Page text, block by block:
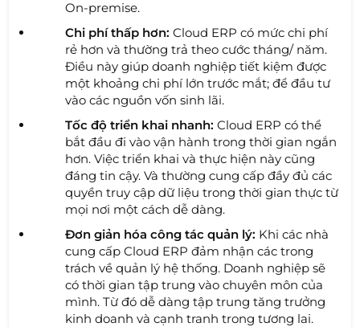
On-premise.
Chi phí thấp hơn: Cloud ERP có mức chi phí
rẻ hơn và thường trả theo cước tháng/ năm.
Điều này giúp doanh nghiệp tiết kiệm được
một khoảng chi phí lớn trước mắt; để đầu tư
vào các nguồn vốn sinh lãi.
Tốc độ triển khai nhanh:Cloud ERP có thể
bắt đầu đi vào vận hành trong thời gian ngắn
hơn. Việc triển khai và thực hiện này cũng
đáng tin cậy. Và thường cung cấp đầy đủ các
quyền truy cập dữ liệu trong thời gian thực từ
mọi nơi một cách dễ dàng.
Đơn giản hóa công tác quản lý: Khi các nhà
cung cấp Cloud ERP đảm nhận các trong
trách về quản lý hệ thống. Doanh nghiệp sẽ
có thời gian tập trung vào chuyên môn của
mình. Từ đó dễ dàng tập trung tăng trưởng
kinh doanh và cạnh tranh trong tương lai.